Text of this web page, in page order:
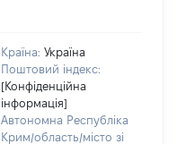
Країна: Україна
Поштовий індекс:
[Конфіденційна
інформація]
Автономна Республіка
Крим/область/місто зі